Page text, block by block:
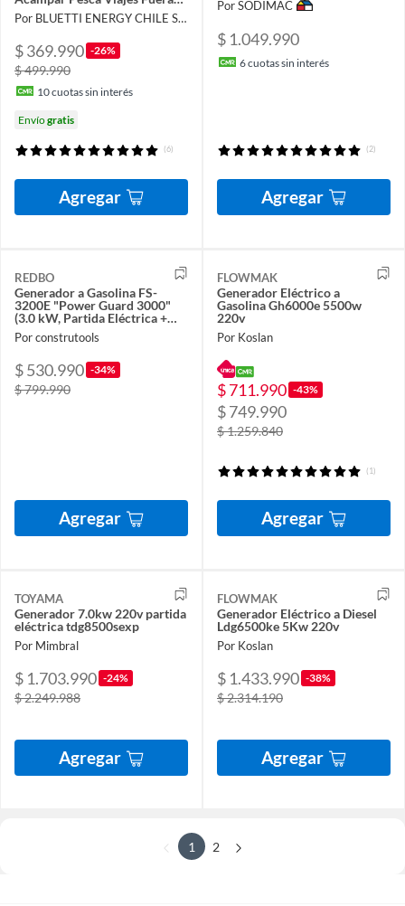
de la Red Emergencia Corte de
Energía
Por BLUETTI ENERGY CHILE SpA
$ 369.990 -26%
$ 499.990
10cuotas sin interés
Envíogratis
(6)
Agregar
Por SODIMAC
$ 1.049.990
6cuotas sin interés
(2)
Agregar
REDBO
Generador a Gasolina FS-
3200E "Power Guard 3000"
(3.0 kW, Partida Eléctrica +
Sistema ATS)
Por construtools
$ 530.990 -34%
$ 799.990
Agregar
FLOWMAK
Generador Eléctrico a
Gasolina Gh6000e 5500w
220v
Por Koslan
$ 711.990 -43%
$ 749.990
$ 1.259.840
(1)
Agregar
TOYAMA
Generador 7.0kw 220v partida
eléctrica tdg8500sexp
Por Mimbral
$ 1.703.990 -24%
$ 2.249.988
Agregar
FLOWMAK
Generador Eléctrico a Diesel
Ldg6500ke 5Kw 220v
Por Koslan
$ 1.433.990 -38%
$ 2.314.190
Agregar
1 2